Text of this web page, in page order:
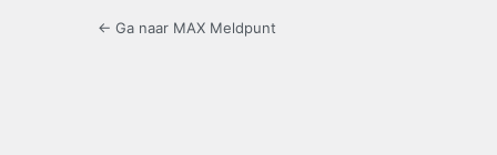
← Ga naar MAX Meldpunt